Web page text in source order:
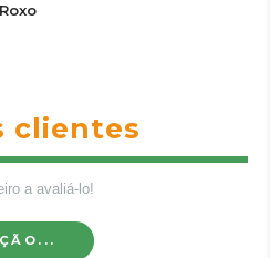
Roxo
clientes
a avaliá-lo!